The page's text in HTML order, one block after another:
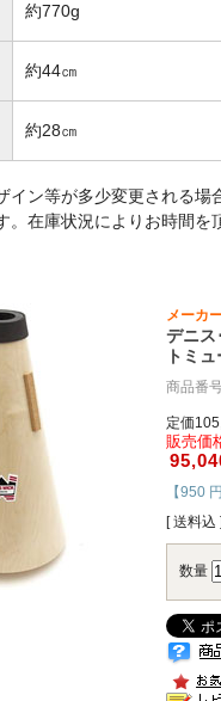
約770g
約44㎝
約28㎝
ン等が多少変更される場
在庫状況によりお時間を
メーカ
デニス
トミ
商品番
定価
販売価
【950
[ 送料込 ]
数量